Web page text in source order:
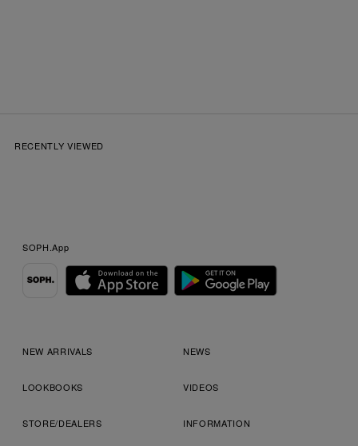
RECENTLY VIEWED
SOPH.App
NEW ARRIVALS NEWS
LOOKBOOKS VIDEOS
STORE/DEALERS INFORMATION